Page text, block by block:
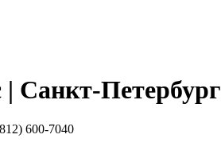
Петербург
600-7040